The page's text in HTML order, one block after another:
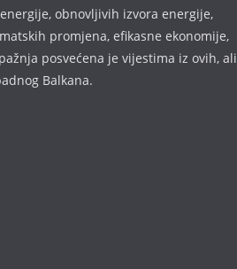
obnovljivih izvora energije,
promjena, efikasne ekonomije,
posvećena je vijestima iz ovih, ali
Balkana.